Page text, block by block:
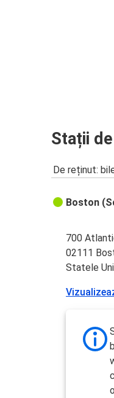
Stații
De reținut:
Boston
700
02111
Statele